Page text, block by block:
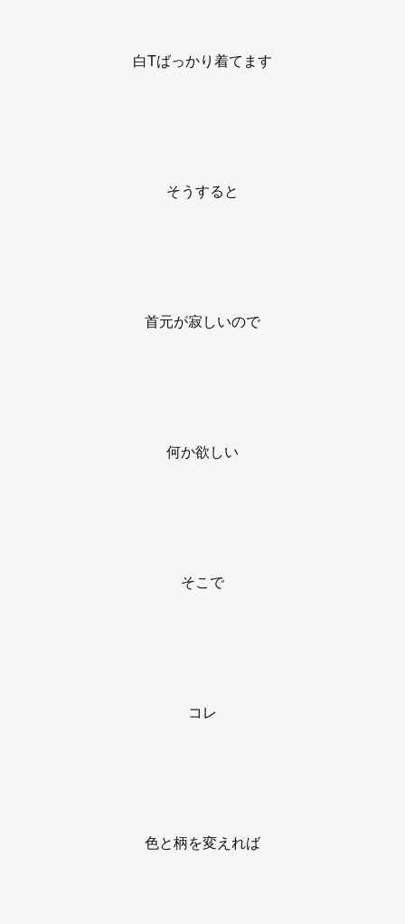
白Tばっかり着てます
そうすると
首元が寂しいので
何か欲しい
そこで
コレ
色と柄を変えれば